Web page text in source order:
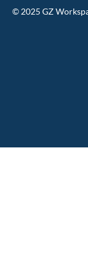
© 2025 GZ